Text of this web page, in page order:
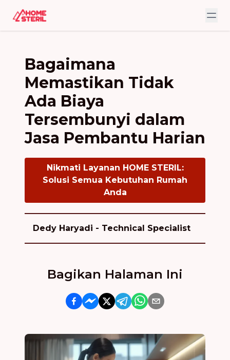
Bagaimana
Memastikan Tidak
Ada Biaya
Tersembunyi dalam
Jasa Pembantu Harian
Nikmati Layanan HOME STERIL:
Solusi Semua Kebutuhan Rumah
Anda
Dedy Haryadi - Technical Specialist
Bagikan Halaman Ini